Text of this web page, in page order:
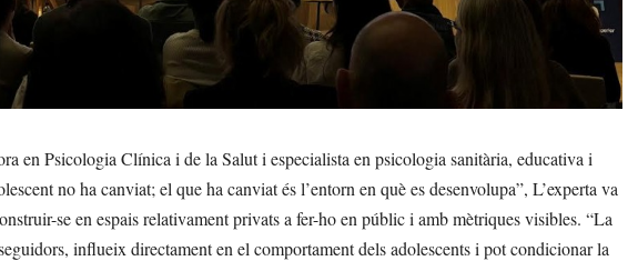
en Psicologia Clínica i de la Salut i especialista en psicologia sanitària, educativa i
no ha canviat; el que ha canviat és l’entorn en què es desenvolupa”, L’experta va
se en espais relativament privats a fer-ho en públic i amb mètriques visibles. “La
influeix directament en el comportament dels adolescents i pot condicionar la